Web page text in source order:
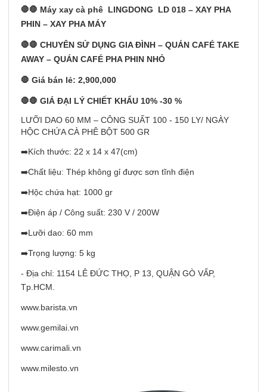
🛑🛑 Máy xay cà phê LINGDONG LD 018 – XAY PHA
PHIN – XAY PHA MÁY
🛑🛑 CHUYÊN SỬ DỤNG GIA ĐÌNH – QUÁN CAFÉ TAKE
AWAY – QUÁN CAFÉ PHA PHIN NHỎ
🛑 Giá bán lẻ: 2,900,000
🛑🛑 GIÁ ĐẠI LÝ CHIẾT KHẨU 10% -30 %
LƯỠI DAO 60 MM – CÔNG SUẤT 100 - 150 LY/ NGÀY
HỘC CHỨA CÀ PHÊ BỘT 500 GR
➡️Kích thước: 22 x 14 x 47(cm)
➡️Chất liệu: Thép không gỉ được sơn tĩnh điện
➡️Hộc chứa hạt: 1000 gr
➡️Điện áp / Công suất: 230 V / 200W
➡️Lưỡi dao: 60 mm
➡️Trọng lượng: 5 kg
- Địa chỉ: 1154 LÊ ĐỨC THỌ, P 13, QUẬN GÒ VẤP,
Tp.HCM.
www.barista.vn
www.gemilai.vn
www.carimali.vn
www.milesto.vn